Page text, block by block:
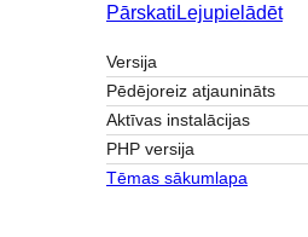
Pārskati Lejupielādēt
Versija
Pēdējoreiz atjaunināts
Aktīvas instalācijas
PHP versija
Tēmas sākumlapa